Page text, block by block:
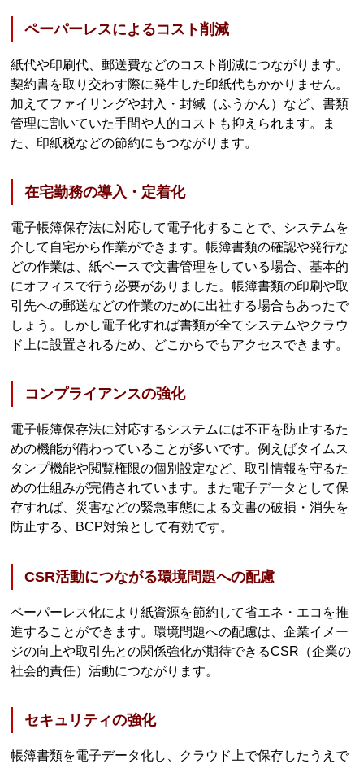
ペーパーレスによるコスト削減
紙代や印刷代、郵送費などのコスト削減につながります。
契約書を取り交わす際に発生した印紙代もかかりません。
加えてファイリングや封入・封緘（ふうかん）など、書類
管理に割いていた手間や人的コストも抑えられます。ま
た、印紙税などの節約にもつながります。
在宅勤務の導入・定着化
電子帳簿保存法に対応して電子化することで、システムを
介して自宅から作業ができます。帳簿書類の確認や発行な
どの作業は、紙ベースで文書管理をしている場合、基本的
にオフィスで行う必要がありました。帳簿書類の印刷や取
引先への郵送などの作業のために出社する場合もあったで
しょう。しかし電子化すれば書類が全てシステムやクラウ
ド上に設置されるため、どこからでもアクセスできます。
コンプライアンスの強化
電子帳簿保存法に対応するシステムには不正を防止するた
めの機能が備わっていることが多いです。例えばタイムス
タンプ機能や閲覧権限の個別設定など、取引情報を守るた
めの仕組みが完備されています。また電子データとして保
存すれば、災害などの緊急事態による文書の破損・消失を
防止する、BCP対策として有効です。
CSR活動につながる環境問題への配慮
ペーパーレス化により紙資源を節約して省エネ・エコを推
進することができます。環境問題への配慮は、企業イメー
ジの向上や取引先との関係強化が期待できるCSR（企業の
社会的責任）活動につながります。
セキュリティの強化
帳簿書類を電子データ化し、クラウド上で保存したうえで